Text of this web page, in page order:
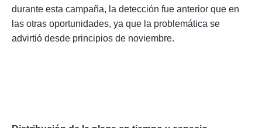
durante esta campaña, la detección fue anterior que en
las otras oportunidades, ya que la problemática se
advirtió desde principios de noviembre.